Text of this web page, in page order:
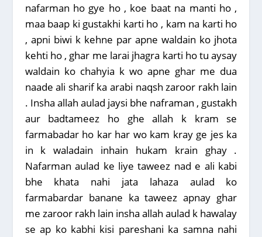
nafarman ho gye ho , koe baat na manti ho ,
maa baap ki gustakhi karti ho , kam na karti ho
, apni biwi k kehne par apne waldain ko jhota
kehti ho , ghar me larai jhagra karti ho tu aysay
waldain ko chahyia k wo apne ghar me dua
naade ali sharif ka arabi naqsh zaroor rakh lain
. Insha allah aulad jaysi bhe naframan , gustakh
aur badtameez ho ghe allah k kram se
farmabadar ho kar har wo kam kray ge jes ka
in k waladain inhain hukam krain ghay .
Nafarman aulad ke liye taweez nad e ali kabi
bhe khata nahi jata lahaza aulad ko
farmabardar banane ka taweez apnay ghar
me zaroor rakh lain insha allah aulad k hawalay
se ap ko kabhi kisi pareshani ka samna nahi